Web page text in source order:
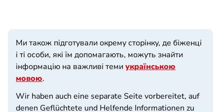
Ми також підготували окрему сторінку, де біженці
і ті особи, які їм допомагають, можуть знайти
інформацію на важливі теми українською
мовою.
Wir haben auch eine separate Seite vorbereitet, auf
denen Geflüchtete und Helfende Informationen zu